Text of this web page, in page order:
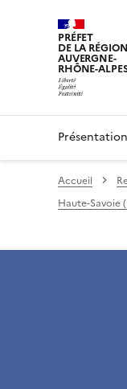
PRÉFET
DE LA RÉGION
AUVERGNE-
RHÔNE-
Accueil
Haute-Savoie